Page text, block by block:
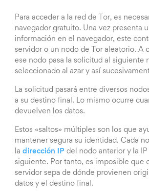
Para acceder a la red de Tor, es
navegador gratuito. Una vez presenta
información en el navegador, este
servidor o un nodo de Tor aleatorio. A
ese nodo pasa la solicitud al siguiente
seleccionado al azar y así
La solicitud pasará entre diversos
a su destino final. Lo mismo ocurre
devuelven los datos.
Estos «saltos» múltiples son los que
mantener segura su identidad. Cada
la dirección IP del nodo anterior y la
siguiente. Por tanto, es imposible que
servidor sepa de dónde provienen
datos y el destino final.